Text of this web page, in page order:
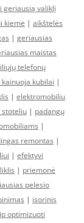
geriausią valiklį
kieme | aikštelės
| geriausias
maistas
telefonų
kainuoja kubilai |
| elektromobiliu
stoteliu | padangų
|
remontas |
| efektyvi
| priemonė
pelesio
| isorinis
optimizuoti